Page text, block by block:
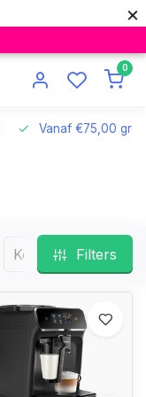
×
0
Vanaf €75,00
Koffiemachine
Filters